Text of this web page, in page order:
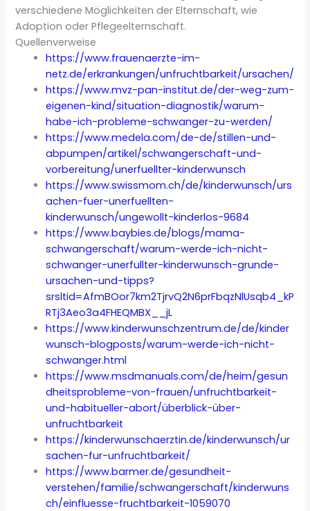
verschiedene Möglichkeiten der Elternschaft, wie
Adoption oder Pflegeelternschaft.
Quellenverweise
https://www.frauenaerzte-im-
netz.de/erkrankungen/unfruchtbarkeit/ursachen/
https://www.mvz-pan-institut.de/der-weg-zum-
eigenen-kind/situation-diagnostik/warum-
habe-ich-probleme-schwanger-zu-werden/
https://www.medela.com/de-de/stillen-und-
abpumpen/artikel/schwangerschaft-und-
vorbereitung/unerfuellter-kinderwunsch
https://www.swissmom.ch/de/kinderwunsch/urs
achen-fuer-unerfuellten-
kinderwunsch/ungewollt-kinderlos-9684
https://www.baybies.de/blogs/mama-
schwangerschaft/warum-werde-ich-nicht-
schwanger-unerfullter-kinderwunsch-grunde-
ursachen-und-tipps?
srsltid=AfmBOor7km2TjrvQ2N6prFbqzNlUsqb4_kP
RTj3Aeo3a4FHEQMBX__jL
https://www.kinderwunschzentrum.de/de/kinder
wunsch-blogposts/warum-werde-ich-nicht-
schwanger.html
https://www.msdmanuals.com/de/heim/gesun
dheitsprobleme-von-frauen/unfruchtbarkeit-
und-habitueller-abort/überblick-über-
unfruchtbarkeit
https://kinderwunschaerztin.de/kinderwunsch/ur
sachen-fur-unfruchtbarkeit/
https://www.barmer.de/gesundheit-
verstehen/familie/schwangerschaft/kinderwuns
ch/einfluesse-fruchtbarkeit-1059070